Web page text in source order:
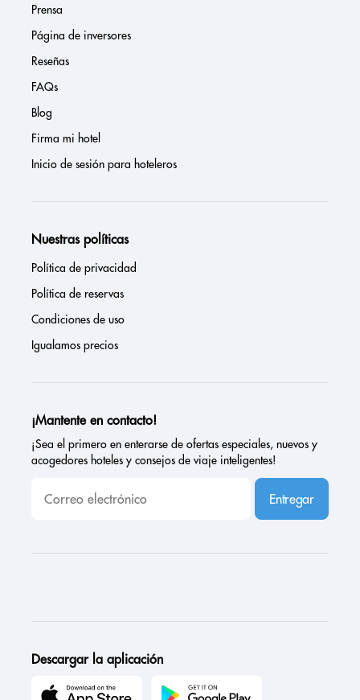
Prensa
Página de inversores
Reseñas
FAQs
Blog
Firma mi hotel
Inicio de sesión para hoteleros
Nuestras políticas
Política de privacidad
Política de reservas
Condiciones de uso
Igualamos precios
¡Mantente en contacto!
¡Sea el primero en enterarse de ofertas especiales, nuevos y
acogedores hoteles y consejos de viaje inteligentes!
Entregar
Descargar la aplicación